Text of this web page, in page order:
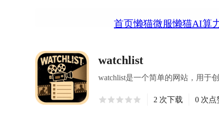
首页懒猫微服懒猫AI算
watchlist
watchlist是一个简单的网站，用于
2 次下载 0 次点